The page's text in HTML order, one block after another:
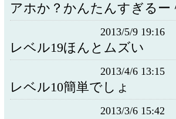
アホか？かんたんすぎるー
2013/5/9 19:16
レベル19ほんとムズい
2013/4/6 13:15
レベル10簡単でしょ
2013/3/6 15:42